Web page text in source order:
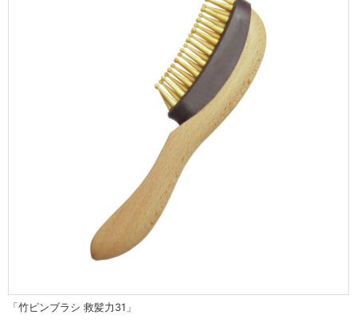
「竹ピンブラシ 救髪力31」